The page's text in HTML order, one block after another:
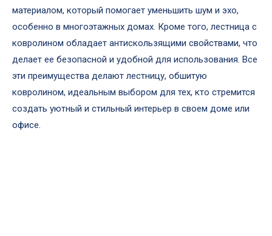
материалом, который помогает уменьшить шум и эхо,
особенно в многоэтажных домах. Кроме того, лестница с
ковролином обладает антискользящими свойствами, что
делает ее безопасной и удобной для использования. Все
эти преимущества делают лестницу, обшитую
ковролином, идеальным выбором для тех, кто стремится
создать уютный и стильный интерьер в своем доме или
офисе.